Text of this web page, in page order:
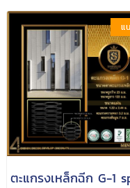
แ
ตะแกรงเหล็กฉีก G-1